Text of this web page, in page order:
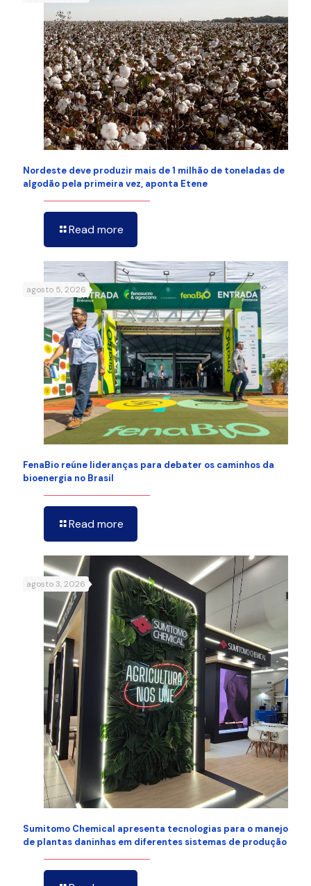
Nordeste deve produzir mais de 1 milhão de toneladas de
algodão pela primeira vez, aponta Etene
Read more
agosto 5, 2026
FenaBio reúne lideranças para debater os caminhos da
bioenergia no Brasil
Read more
agosto 3, 2026
Sumitomo Chemical apresenta tecnologias para o manejo
de plantas daninhas em diferentes sistemas de produção